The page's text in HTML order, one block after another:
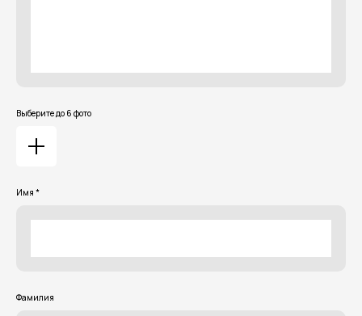
Выберите до 6 фото
Имя *
Фамилия